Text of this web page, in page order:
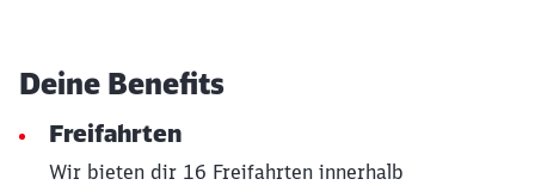
Deine Benefits
Freifahrten
Wir bieten dir 16 Freifahrten innerhalb